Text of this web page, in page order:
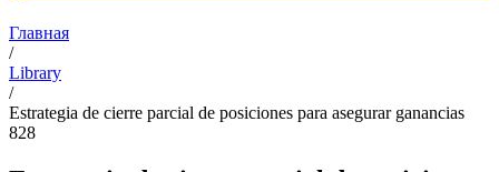
Главная
/
Library
/
Estrategia de cierre parcial de posiciones para asegurar ganancias
828